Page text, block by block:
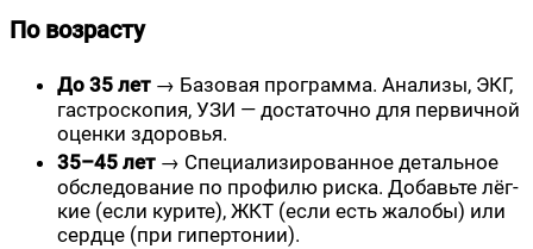
По возрасту
До 35 лет→ Базо­вая про­грам­ма. Ана­ли­зы, ЭКГ,
гастро­ско­пия, УЗИ — доста­точ­но для пер­вич­ной
оцен­ки здоровья.
35–45 лет→ Спе­ци­а­ли­зи­ро­ван­ное деталь­ное
обсле­до­ва­ние по про­фи­лю рис­ка. Добавь­те лёг­
кие (если кури­те), ЖКТ (если есть жало­бы) или
серд­це (при гипертонии).